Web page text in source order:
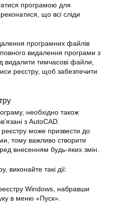
програмою для
що всі сліди
програмних файлів
видалення програми з
видалити тимчасові файли,
реєстру, щоб забезпечити
необхідно також
з AutoCAD.
може призвести до
тому важливо створити
внесенням будь-яких змін.
виконайте такі дії:
Windows, набравши
в меню «Пуск».